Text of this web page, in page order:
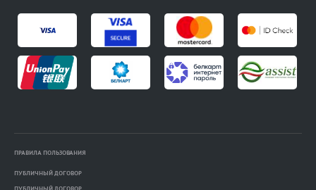
ПРАВИЛА ПОЛЬЗОВАНИЯ
ПУБЛИЧНЫЙ ДОГОВОР
ПУБЛИЧНЫЙ ДОГОВОР